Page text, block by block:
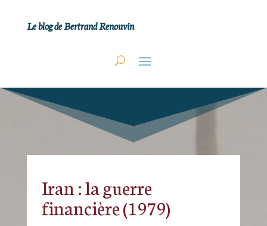
Le blog de Bertrand Renouvin
Iran : la guerre
financière (1979)